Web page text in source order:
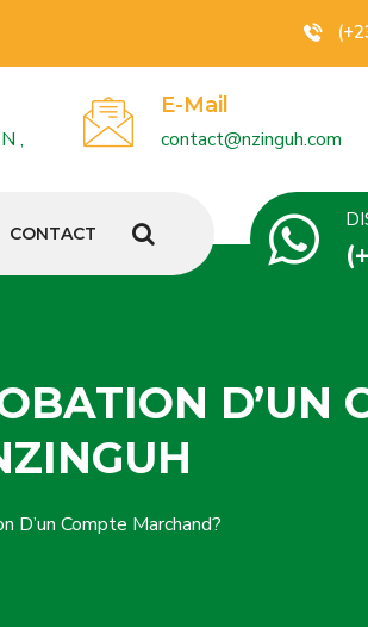
,
E-Mail
contact@nzinguh.com
CONTACT
D’UN
D’un Compte Marchand?